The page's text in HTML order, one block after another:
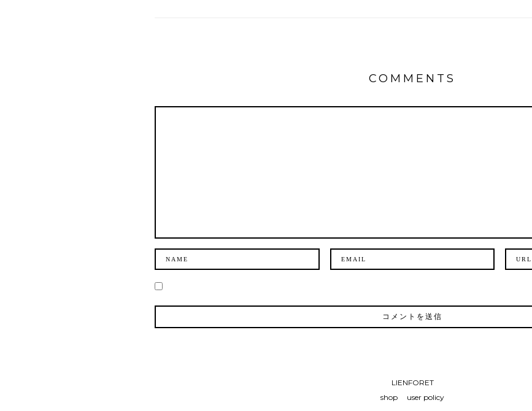
COMMENTS
LIENFORET
shop
user policy